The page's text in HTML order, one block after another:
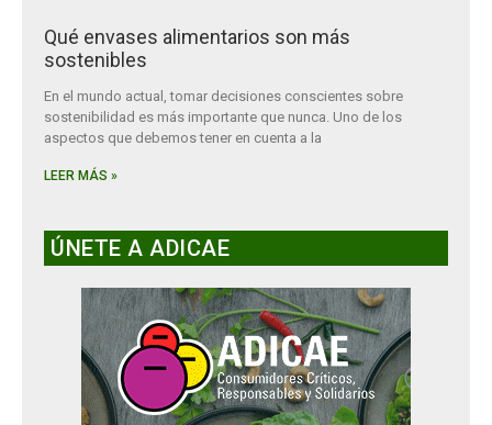
Qué envases alimentarios son más
sostenibles
En el mundo actual, tomar decisiones conscientes sobre
sostenibilidad es más importante que nunca. Uno de los
aspectos que debemos tener en cuenta a la
LEER MÁS »
ÚNETE A ADICAE